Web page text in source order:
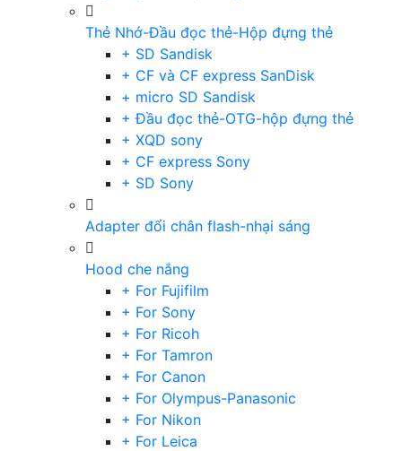
Thẻ Nhớ-Đầu đọc thẻ-Hộp đựng thẻ
+ SD Sandisk
+ CF và CF express SanDisk
+ micro SD Sandisk
+ Đầu đọc thẻ-OTG-hộp đựng thẻ
+ XQD sony
+ CF express Sony
+ SD Sony
Adapter đổi chân flash-nhại sáng
Hood che nắng
+ For Fujifilm
+ For Sony
+ For Ricoh
+ For Tamron
+ For Canon
+ For Olympus-Panasonic
+ For Nikon
+ For Leica